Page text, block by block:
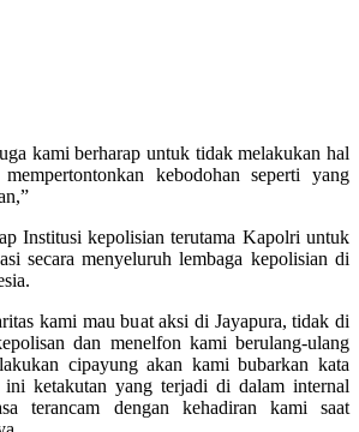
kami berharap untuk tidak melakukan hal
kebodohan seperti yang
Institusi kepolisian terutama Kapolri untuk
secara menyeluruh lembaga kepolisian di
kami mau buat aksi di Jayapura, tidak di
dan menelfon kami berulang-ulang
cipayung akan kami bubarkan kata
ketakutan yang terjadi di dalam internal
terancam dengan kehadiran kami saat